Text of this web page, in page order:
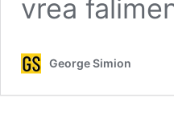
vrea
George Simion